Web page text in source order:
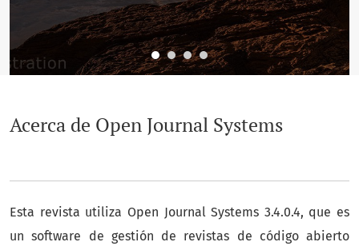
Acerca de Open Journal Systems
Esta revista utiliza Open Journal Systems 3.4.0.4, que es
un software de gestión de revistas de código abierto